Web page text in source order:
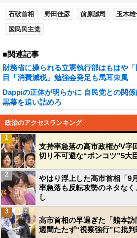
石破首相 野田佳彦 前原誠司 玉木雄
国民民主党
■関連記事
財務省に操られる立憲執行部はもはや
目「消費減税」勉強会発足も馬耳東風
Dappiの正体が明らかに 自民党との関
黒幕を追い詰めろ
政治のアクセスランキング
支持率急落の高市政権がV字
切り不可避な“ポンコツ”5大
1
やはり浮上した高市首相「9
率急落も反転攻勢のネタな
し
2
高市首相の早過ぎた「熊本
週間たたず“視察強行”に批
3